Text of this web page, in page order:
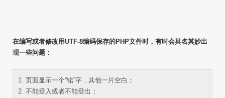
在编写或者修改用UTF-8编码保存的PHP文件时，有时会莫名其妙出
现一些问题：
1. 页面显示一个“锘”字，其他一片空白；
2. 不能登入或者不能登出；